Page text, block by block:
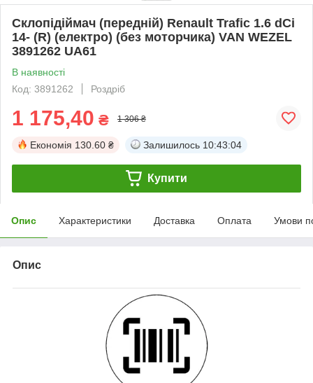
Склопідіймач (передній) Renault Trafic 1.6 dCi
14- (R) (електро) (без моторчика) VAN WEZEL
3891262 UA61
В наявності
Код: 3891262
Роздріб
1 175,40 ₴ 1 306 ₴
Економія 130.60 ₴ Залишилось 10:43:03
Купити
Опис Характеристики Доставка Оплата Умови
Опис